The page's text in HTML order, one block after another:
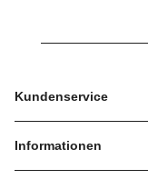
Kundenservice
Informationen